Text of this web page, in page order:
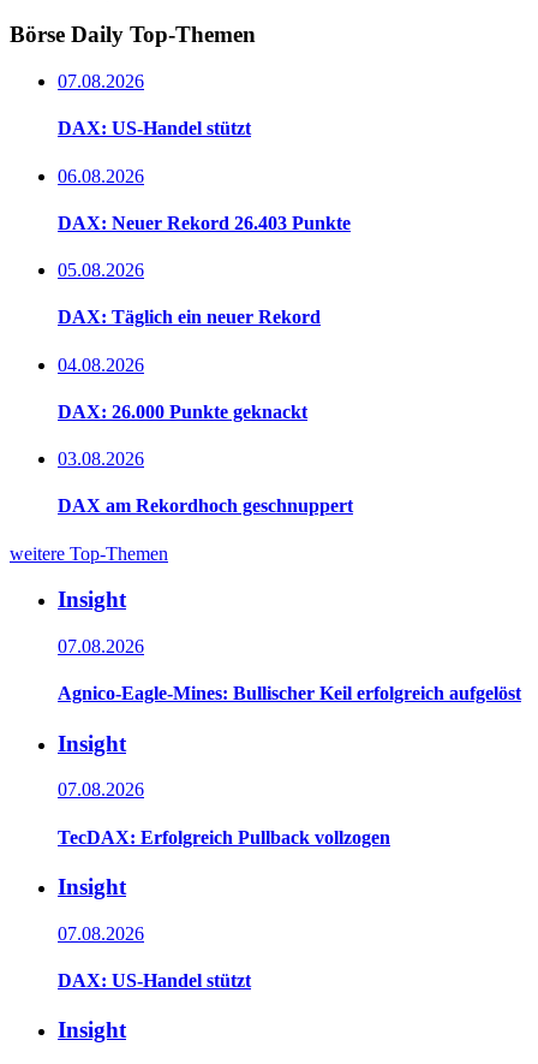
Börse Daily Top-Themen
07.08.2026
DAX: US-Handel stützt
06.08.2026
DAX: Neuer Rekord 26.403 Punkte
05.08.2026
DAX: Täglich ein neuer Rekord
04.08.2026
DAX: 26.000 Punkte geknackt
03.08.2026
DAX am Rekordhoch geschnuppert
weitere Top-Themen
Insight
07.08.2026
Agnico-Eagle-Mines: Bullischer Keil erfolgreich aufgelöst
Insight
07.08.2026
TecDAX: Erfolgreich Pullback vollzogen
Insight
07.08.2026
DAX: US-Handel stützt
Insight